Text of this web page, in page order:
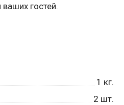
гостей.
1 кг.
2 шт.